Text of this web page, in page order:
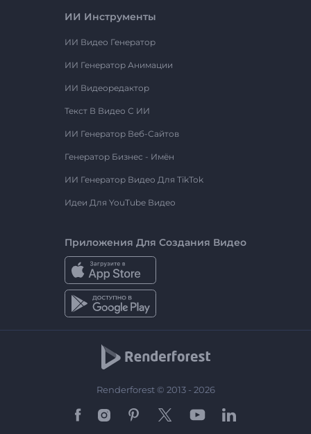
ИИ Инструменты
ИИ Видео Генератор
ИИ Генератор Анимации
ИИ Видеоредактор
Текст В Видео С ИИ
ИИ Генератор Веб-Сайтов
Генератор Бизнес - Имён
ИИ Генератор Видео Для TikTok
Идеи Для YouTube Видео
Приложения Для Создания Видео
Renderforest © 2013 - 2026